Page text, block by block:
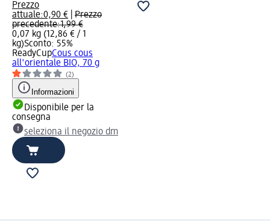
Prezzo
attuale:0,90 €
Prezzo
precedente:1,99 €
0,07 kg (12,86 € / 1
kg)Sconto: 55%
ReadyCupCous cous
all'orientale BIO, 70 g
(2)
Informazioni
Disponibile per la
consegna
seleziona il negozio dm